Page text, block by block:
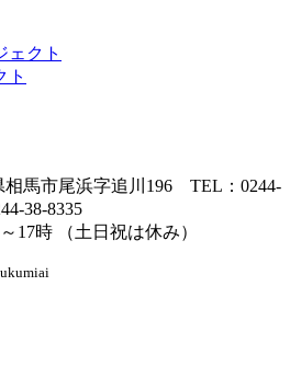
ェクト
ト
馬市尾浜字追川196 TEL：0244-
38-8335
17時 （土日祝は休み）